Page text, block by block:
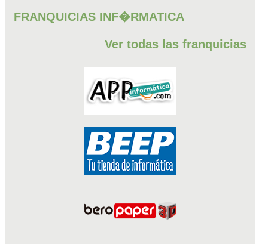
FRANQUICIAS INF�RMATICA
Ver todas las franquicias